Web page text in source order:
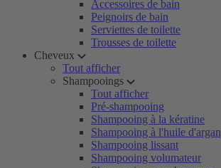
Accessoires de bain
Peignoirs de bain
Serviettes de toilette
Trousses de toilette
Cheveux
Tout afficher
Shampooings
Tout afficher
Pré-shampooing
Shampooing à la kératine
Shampooing à l'huile d'argan
Shampooing lissant
Shampooing volumateur